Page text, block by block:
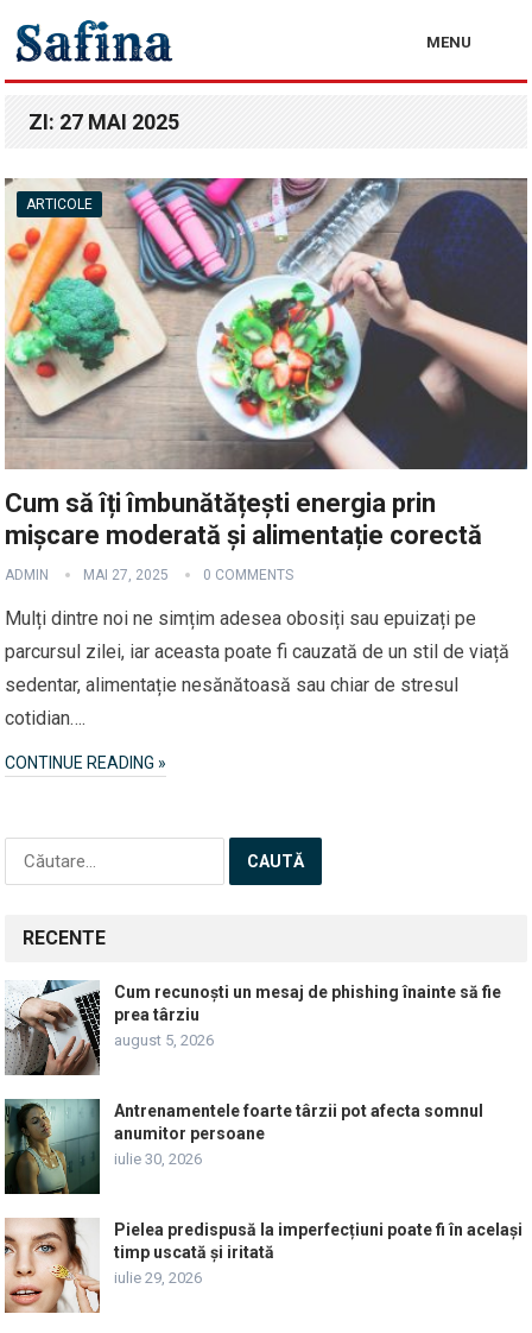
MENU
ZI: 27 MAI 2025
ARTICOLE
Cum să îți îmbunătățești energia prin
mișcare moderată și alimentație corectă
ADMIN MAI 27, 2025 0 COMMENTS
Mulți dintre noi ne simțim adesea obosiți sau epuizați pe
parcursul zilei, iar aceasta poate fi cauzată de un stil de viață
sedentar, alimentație nesănătoasă sau chiar de stresul
cotidian….
CONTINUE READING »
Caută
RECENTE
Cum recunoști un mesaj de phishing înainte să fie
prea târziu
august 5, 2026
Antrenamentele foarte târzii pot afecta somnul
anumitor persoane
iulie 30, 2026
Pielea predispusă la imperfecțiuni poate fi în același
timp uscată și iritată
iulie 29, 2026